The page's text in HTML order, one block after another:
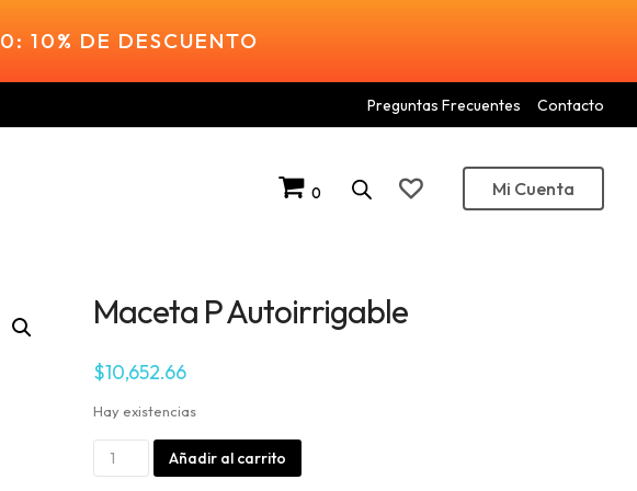
10% DE DESCUENTO
Preguntas Frecuentes Contacto
0 Mi Cuenta
Maceta P Autoirrigable
$10,652.66
Hay existencias
Maceta
Añadir al carrito